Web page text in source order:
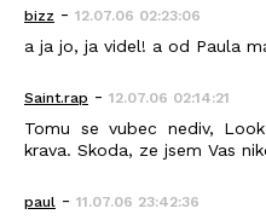
bizz - 12.07.06 02:23:06
a ja jo, ja videl! a od Paula
Saint.rap - 12.07.06 02:14:21
Tomu se vubec nediv,
krava. Skoda, ze jsem Vas
paul - 11.07.06 23:42:36